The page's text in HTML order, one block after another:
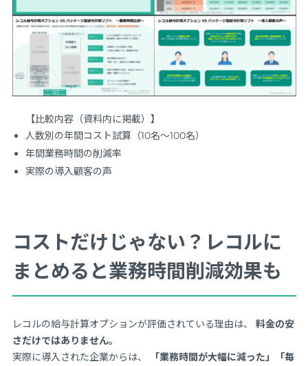
【比較内容（資料内に掲載）】
人数別の年間コスト試算（10名〜100名）
年間業務時間の削減率
実際の導入顧客の声
コストだけじゃない？レコルに
まとめると業務時間削減効果も
レコルの給与計算オプションが評価されている理由は、 料金の安
さだけではありません。
実際に導入された企業からは、
「業務時間が大幅に減った」「毎